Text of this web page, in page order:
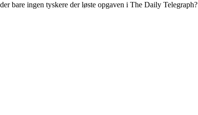
bare ingen tyskere der løste opgaven i The Daily Telegraph?